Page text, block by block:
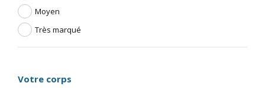
Moyen
Très marqué
Votre corps